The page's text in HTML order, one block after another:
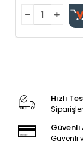
Hızlı
Güvenli
Güvenli